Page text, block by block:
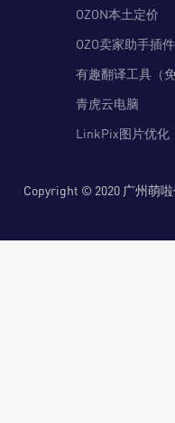
OZON本土定价
OZO卖家助手插件
有趣翻译工具（
青虎云电脑
LinkPix图片优化
Copyright © 2020 广州萌